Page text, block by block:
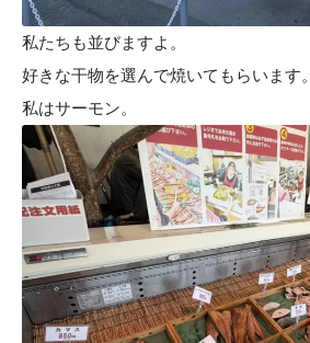
私たちも並びますよ。
好きな干物を選んで焼いてもらいます。
私はサーモン。